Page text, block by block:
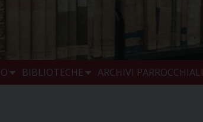
BIBLIOTECHE ARCHIVI PARROCCHIALI